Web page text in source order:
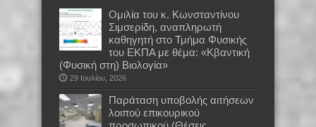
Oμιλία του κ. Κωνσταντίνου
Σιμσερίδη, αναπληρωτή
καθηγητή στο Τμήμα Φυσικής
του ΕΚΠΑ με θέμα: «Κβαντική
(Φυσική στη) Βιολογία»
29 Ιουλίου, 2026
Παράταση υποβολής αιτήσεων
λοιπού επικουρικού